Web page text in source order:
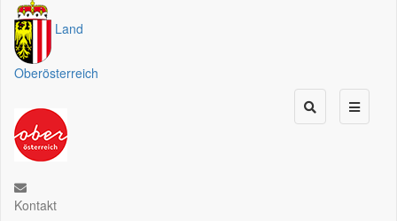
Land
Oberösterreich
Kontakt